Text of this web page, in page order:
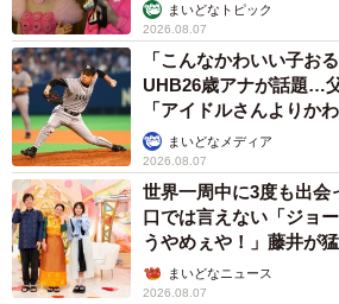
まいどなトピック
2026.08.07
「こんなかわいい子お
UHB26歳アナが話題…
「アイドルさんよりか
か」まいどなメディア
2026.08.07
世界一周中に3度も出
口では言えない「ジョ
うやめぇや！」藤井が
ん】まいどなニュース
2026.08.07